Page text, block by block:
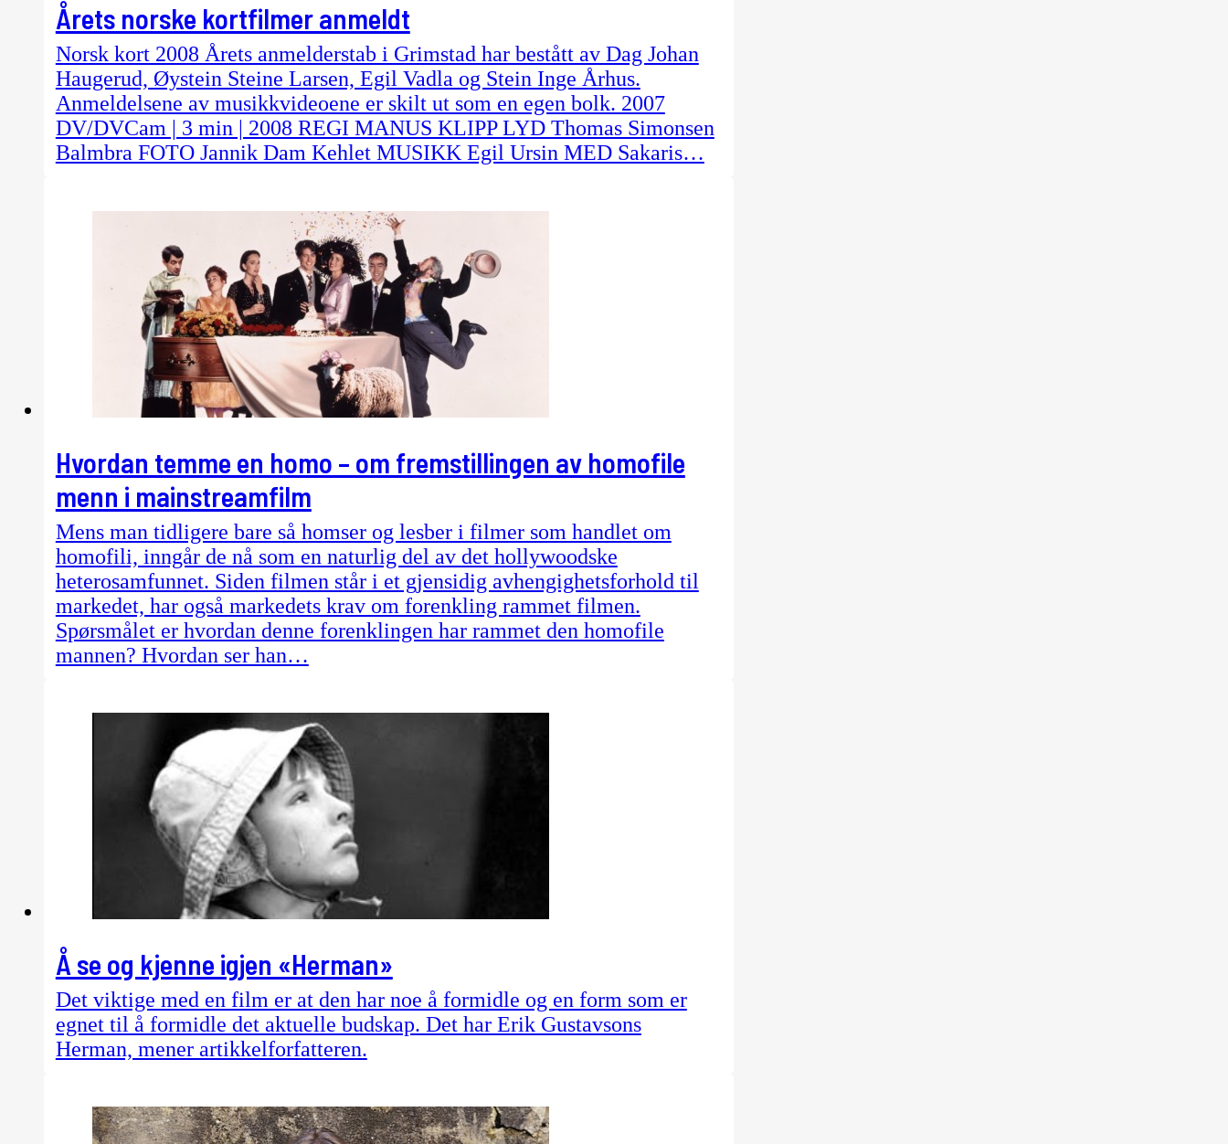
Årets norske kortfilmer anmeldt
Norsk kort 2008 Årets anmelderstab i Grimstad har bestått av Dag Johan
Haugerud, Øystein Steine Larsen, Egil Vadla og Stein Inge Århus.
Anmeldelsene av musikkvideoene er skilt ut som en egen bolk. 2007
DV/DVCam | 3 min | 2008 REGI MANUS KLIPP LYD Thomas Simonsen
Balmbra FOTO Jannik Dam Kehlet MUSIKK Egil Ursin MED Sakaris…
Hvordan temme en homo – om fremstillingen av homofile
menn i mainstreamfilm
Mens man tidligere bare så homser og lesber i filmer som handlet om
homofili, inngår de nå som en naturlig del av det hollywoodske
heterosamfunnet. Siden filmen står i et gjensidig avhengighetsforhold til
markedet, har også markedets krav om forenkling rammet filmen.
Spørsmålet er hvordan denne forenklingen har rammet den homofile
mannen? Hvordan ser han…
Å se og kjenne igjen «Herman»
Det viktige med en film er at den har noe å formidle og en form som er
egnet til å formidle det aktuelle budskap. Det har Erik Gustavsons
Herman, mener artikkelforfatteren.